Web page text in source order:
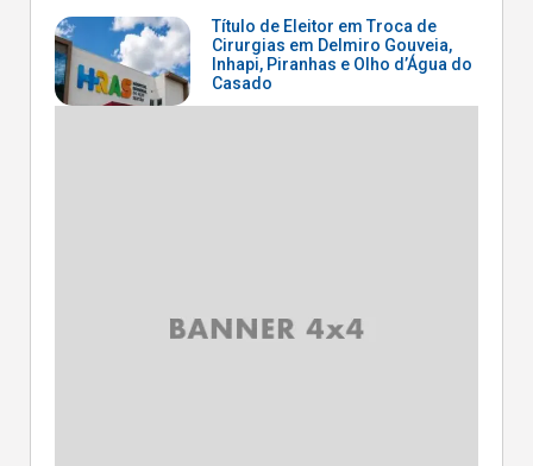
Título de Eleitor em Troca de
Cirurgias em Delmiro Gouveia,
Inhapi, Piranhas e Olho d’Água do
Casado